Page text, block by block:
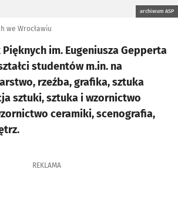
archiwum ASP
we Wrocławiu
im. Eugeniusza Gepperta
studentów m.in. na
rzeźba, grafika, sztuka
sztuki, sztuka i wzornictwo
ceramiki, scenografia,
REKLAMA